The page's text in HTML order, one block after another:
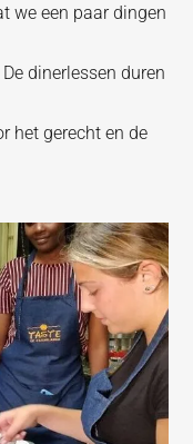
we een paar dingen
dinerlessen duren
het gerecht en de